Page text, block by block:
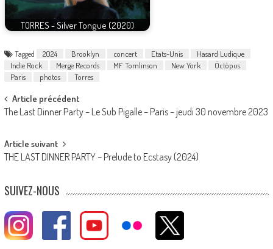
TORRES - Silver Tongue (2020)
Tagged 2024 Brooklyn concert Etats-Unis
Hasard Ludique
Indie Rock
Merge Records MF Tomlinson New York
Öctöpus
Paris
photos Torres
Post
navigation
Article précédent
The Last Dinner Party – Le Sub Pigalle – Paris – jeudi 30 novembre 2023
Article suivant
THE LAST DINNER PARTY – Prelude to Ecstasy (2024)
SUIVEZ-NOUS